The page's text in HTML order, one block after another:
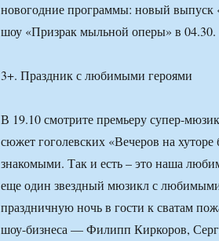
новогодние программы: новый выпуск
шоу «Призрак мыльной оперы» в 04.30.
3+. Праздник с любимыми героями
В 19.10 смотрите премьеру супер-
сюжет гоголевских «Вечеров на
знакомыми. Так и есть – это наша
еще один звездный мюзикл с
праздничную ночь в гости к сватам
шоу-бизнеса — Филипп Киркоров,